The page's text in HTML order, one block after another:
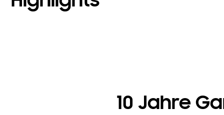
10 Jahre